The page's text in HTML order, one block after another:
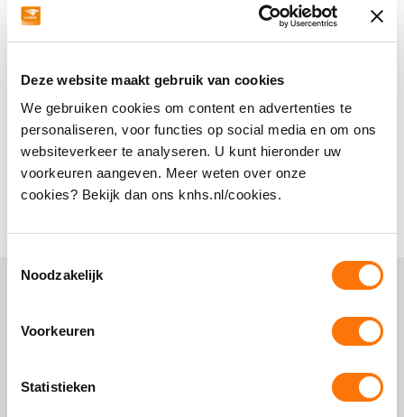
Deze website maakt gebruik van cookies
We gebruiken cookies om content en advertenties te
personaliseren, voor functies op social media en om ons
websiteverkeer te analyseren. U kunt hieronder uw
voorkeuren aangeven. Meer weten over onze
cookies? Bekijk dan ons knhs.nl/cookies.
Noodzakelijk
Voorkeuren
Statistieken
annuleren?
kan ik de eigenaar hierin wijzigen?
Ik ben van vereniging gewisseld, maar mijn
verenigingsnaam. Hoe pas ik dit aan?